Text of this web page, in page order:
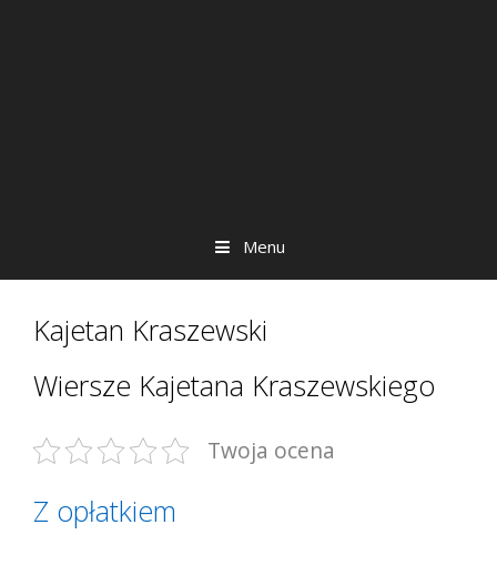
Menu
Kajetan Kraszewski
Wiersze Kajetana Kraszewskiego
Twoja ocena
Z opłatkiem